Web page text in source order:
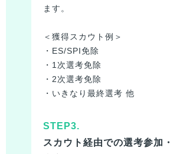
ます。
＜獲得スカウト例＞
・ES/SPI免除
・1次選考免除
・2次選考免除
・いきなり最終選考 他
STEP3.
スカウト経由での選考参加・